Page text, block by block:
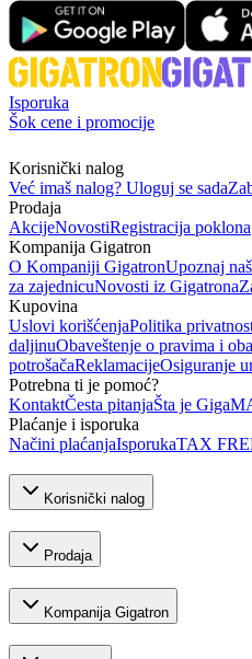
Isporuka
Šok cene i promocije
Korisnički nalog
Već imaš nalog? Uloguj se sada
Prodaja
AkcijeNovostiRegistracija poklona
Kompanija Gigatron
O Kompaniji GigatronUpoznaj
za zajednicuNovosti iz Gigatrona
Kupovina
Uslovi korišćenjaPolitika
daljinuObaveštenje o pravima i
potrošačaReklamacijeOsiguranje
Potrebna ti je pomoć?
KontaktČesta pitanjaŠta je
Plaćanje i isporuka
Načini plaćanjaIsporukaTAX
Korisnički nalog
Prodaja
Kompanija Gigatron